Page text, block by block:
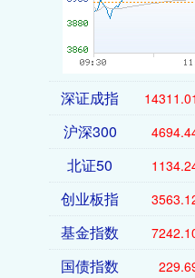
深证成指 14311.01
沪深300
北证50
创业板指
基金指数
国债指数